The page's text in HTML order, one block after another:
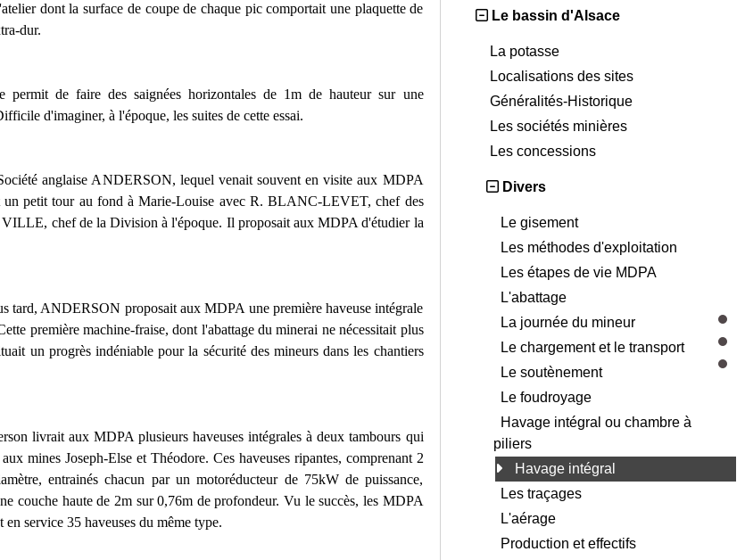
dont la surface de coupe de chaque pic comportait une plaquette de
dur.
permit de faire des saignées horizontales de 1m de hauteur sur une
d'imaginer, à l'époque, les suites de cette essai.
anglaise ANDERSON, lequel venait souvent en visite aux MDPA
un petit tour au fond à Marie-Louise avec R. BLANC-LEVET, chef des
VILLE, chef de la Division à l'époque. Il proposait aux MDPA d'étudier la
tard, ANDERSON proposait aux MDPA une première haveuse intégrale
première machine-fraise, dont l'abattage du minerai ne nécessitait plus
un progrès indéniable pour la sécurité des mineurs dans les chantiers
livrait aux MDPA plusieurs haveuses intégrales à deux tambours qui
mines Joseph-Else et Théodore. Ces haveuses ripantes, comprenant 2
entrainés chacun par un motoréducteur de 75kW de puissance,
couche haute de 2m sur 0,76m de profondeur. Vu le succès, les MDPA
en service 35 haveuses du même type.
Le bassin d'Alsace
La potasse
Localisations des sites
Généralités-Historique
Les sociétés minières
Les concessions
Divers
Le gisement
Les méthodes d'exploitation
Les étapes de vie MDPA
L'abattage
La journée du mineur
Le chargement et le transport
Le soutènement
Le foudroyage
Havage intégral ou chambre à
piliers
Havage intégral
Les traçages
L'aérage
Production et effectifs